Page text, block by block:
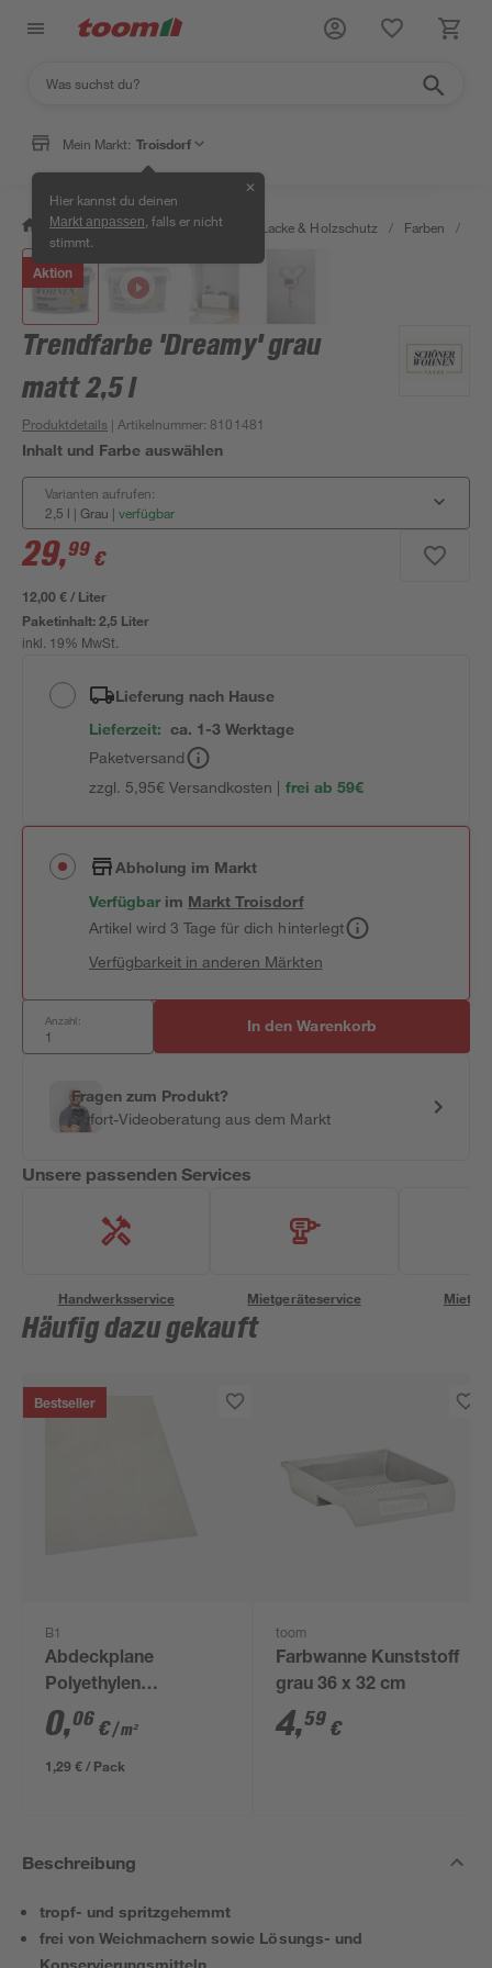
Mein Markt: Troisdorf
Hier kannst du deinen
Markt anpassen , falls er nicht
stimmt.
✕
/ Bauen & Renovieren / Farben, Lacke & Holzschutz / Farben /
Aktion
Trendfarbe 'Dreamy' grau
matt 2,5 l
Produktdetails | Artikelnummer: 8101481
Inhalt und Farbe auswählen
Varianten aufrufen:
2,5 l | Grau | verfügbar
29,99 €
12,00 € / Liter
Paketinhalt:2,5 Liter
inkl. 19% MwSt.
Lieferung nach Hause
Lieferzeit: ca. 1-3 Werktage
Paketversand
zzgl. 5,95€ Versandkosten | frei ab 59€
Abholung im Markt
Verfügbar im MarktTroisdorf
Artikel wird 3 Tage für dich hinterlegt
Verfügbarkeit in anderen Märkten
Anzahl: In den Warenkorb
Fragen zum Produkt?
Sofort-Videoberatung aus dem Markt
Unsere passenden Services
Handwerksservice Mietgeräteservice
Häufig dazu gekauft
Bestseller
B1
Abdeckplane
Polyethylen
transparent 4 x 5 m
0,06 €/ m²
1,29 € / Pack
toom
Farbwanne Kunststoff
grau 36 x 32 cm
4,59 €
Beschreibung
tropf- und spritzgehemmt
frei von Weichmachern sowie Lösungs- und
Konservierungsmitteln